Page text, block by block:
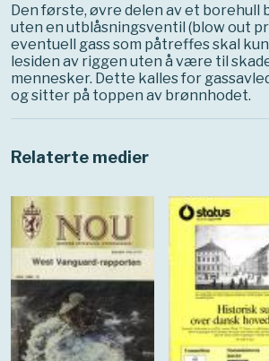
Den første, øvre delen av et borehull
uten en utblåsningsventil (blow out
eventuell gass som påtreffes skal
lesiden av riggen uten å være til
mennesker. Dette kalles for
og sitter på toppen av brønnhodet.
Relaterte medier